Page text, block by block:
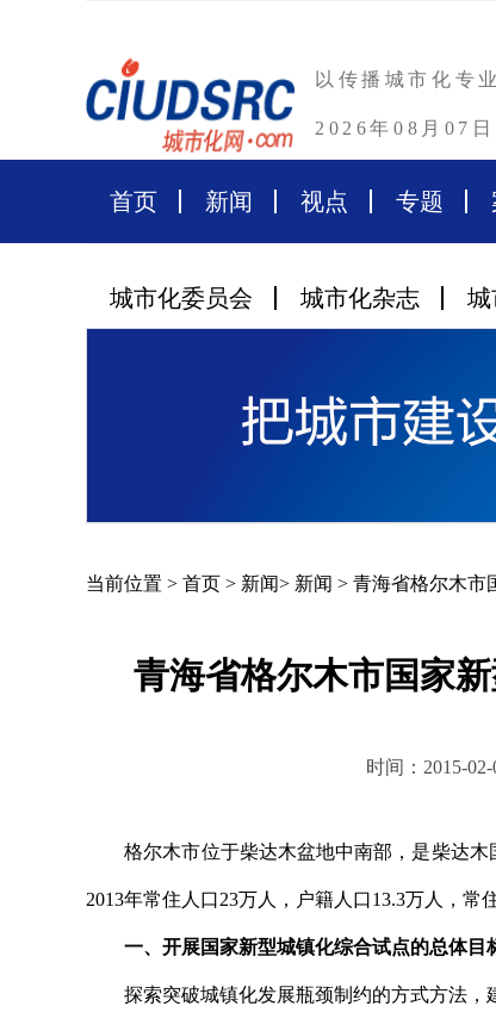
以传播城市化专
2026年08月07日
首页 新闻 视点 专题
城市化委员会 城市化杂志 城
当前位置 > 首页 > 新闻> 新闻 > 青海省格尔木市
青海省格尔木市国家
时间：2015-
格尔木市位于柴达木盆地中南部，是柴达木
2013年常住人口23万人，户籍人口13.3万人，常
一、开展国家新型城镇化综合试点的总体目
探索突破城镇化发展瓶颈制约的方式方法，